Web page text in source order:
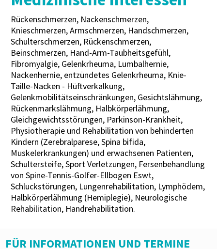
FÜR INFORMATIONEN UND TERMINE
Rückenschmerzen, Nackenschmerzen,
Knieschmerzen, Armschmerzen, Handschmerzen,
Schulterschmerzen, Rückenschmerzen,
Beinschmerzen, Hand-Arm-Taubheitsgefühl,
Fibromyalgie, Gelenkrheuma, Lumbalhernie,
Nackenhernie, entzündetes Gelenkrheuma, Knie-
Taille-Nacken - Hüftverkalkung,
Gelenkmobilitätseinschränkungen, Gesichtslähmung,
Rückenmarkslähmung, Halbkörperlähmung,
Gleichgewichtsstörungen, Parkinson-Krankheit,
Physiotherapie und Rehabilitation von behinderten
Kindern (Zerebralparese, Spina bifida,
Muskelerkrankungen) und erwachsenen Patienten,
Schultersteife, Sport Verletzungen, Fersenbehandlung
von Spine-Tennis-Golfer-Ellbogen Eswt,
Schluckstörungen, Lungenrehabilitation, Lymphödem,
Halbkörperlähmung (Hemiplegie), Neurologische
Rehabilitation, Handrehabilitation.